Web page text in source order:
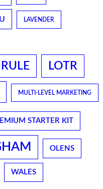
LAVENDER
LOTR
MULTI-LEVEL MARKETING
STARTER KIT
OLENS
WALES